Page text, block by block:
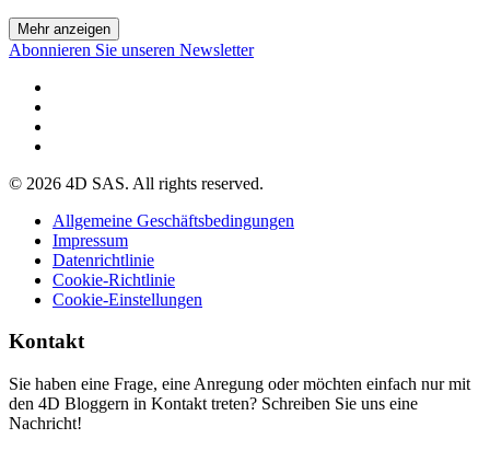
Mehr anzeigen
Abonnieren Sie unseren Newsletter
© 2026 4D SAS. All rights reserved.
Allgemeine Geschäftsbedingungen
Impressum
Datenrichtlinie
Cookie-Richtlinie
Cookie-Einstellungen
Kontakt
Sie haben eine Frage, eine Anregung oder möchten einfach nur mit
den 4D Bloggern in Kontakt treten? Schreiben Sie uns eine
Nachricht!